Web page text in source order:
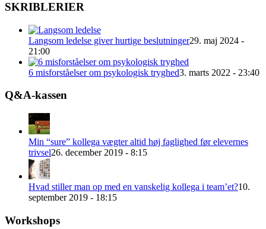
SKRIBLERIER
Langsom ledelse giver hurtige beslutninger29. maj 2024 -
21:00
6 misforståelser om psykologisk tryghed3. marts 2022 - 23:40
Q&A-kassen
Min “sure” kollega vægter altid høj faglighed før elevernes
trivsel26. december 2019 - 8:15
Hvad stiller man op med en vanskelig kollega i team’et?10.
september 2019 - 18:15
Workshops